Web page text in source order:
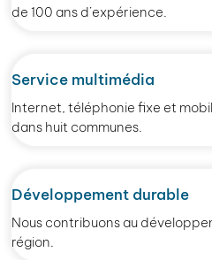
de 100 ans d’expérience.
Service multimédia
Internet, téléphonie fixe et
dans huit communes.
Développement durable
Nous contribuons au
région.